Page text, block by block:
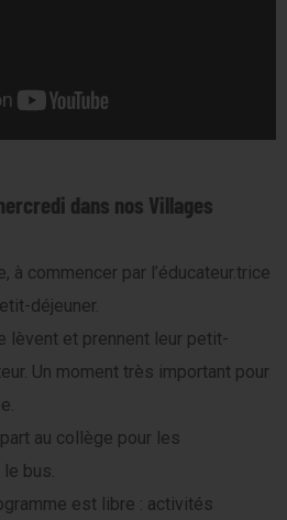
dans nos Villages
à commencer par l’éducateur.trice
déjeuner.
lèvent et prennent leur petit-
Un moment très important pour
au collège pour les
bus.
est libre : activités